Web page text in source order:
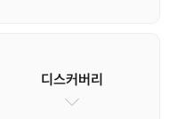
디스커버리